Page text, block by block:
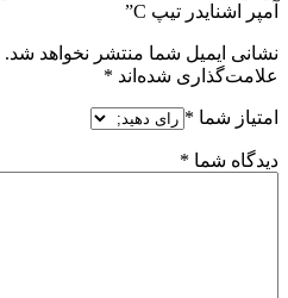
آمپر اشنایدر تیپ C”
نشانی ایمیل شما منتشر نخواهد شد.
علامت‌گذاری شده‌اند *
امتیاز شما *
دیدگاه شما *